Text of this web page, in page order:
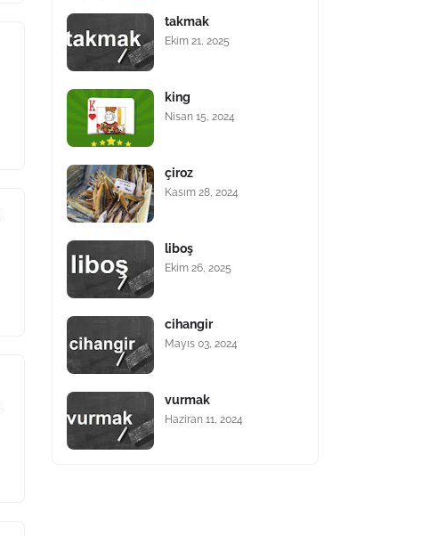
takmak
Ekim 21, 2025
king
Nisan 15, 2024
çiroz
Kasım 28, 2024
liboş
Ekim 26, 2025
cihangir
Mayıs 03, 2024
vurmak
Haziran 11, 2024